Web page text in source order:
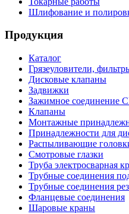
Шлифование и
Продукция
Каталог
Грязеуловители,
Дисковые клапаны
Задвижки
Зажимное соединение
Клапаны
Монтажные
Принадлежности для
Распыливающие
Смотровые глазки
Труба электросварная
Трубные соединения
Трубные соединения
Фланцевые соединения
Шаровые краны